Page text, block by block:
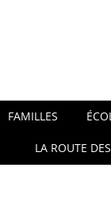
FAMILLES
LA ROUTE